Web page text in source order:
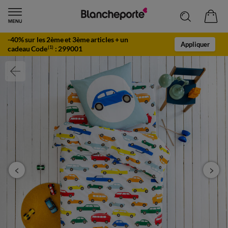
-40% sur les 2ème et 3ème articles + un
cadeau Code(1) : 299001
Appliquer